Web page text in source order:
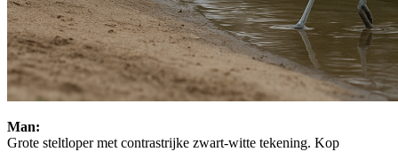
Man:
Grote steltloper met contrastrijke zwart-witte tekening. Kop